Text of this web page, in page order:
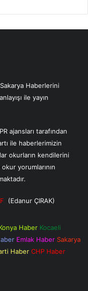
Haberlerini
ile yayın
ajansları tarafından
ile haberlerimizin
okurların kendilerini
yorumlarının
(Edanur ÇIRAK)
Haber Kocaeli
Emlak Haber Sakarya
Haber CHP Haber